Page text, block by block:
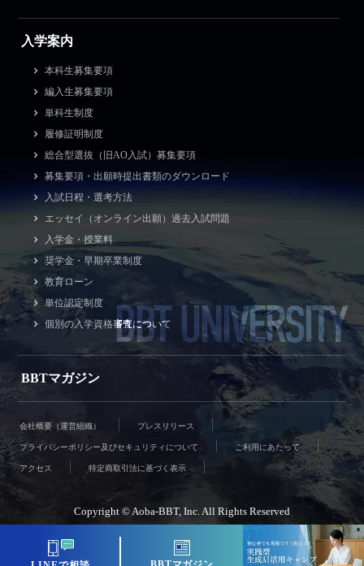
入学案内
本科生募集要項
編入生募集要項
単科生制度
履修証明制度
総合型選抜（旧AO入試）募集要項
募集要項・出願時提出書類のダウンロード
入試日程・選考方法
エッセイ（オンライン出願）過去入試問題
入学金・授業料
奨学金・早期卒業制度
教育ローン
単位認定制度
個別の入学資格審査について
BBTマガジン
BBT UNIVERSITY
会社概要（運営組織） プレスリリース
プライバシーポリシー及びセキュリティについて ご利用にあたって
アクセス 特定商取引法に基づく表示
Copyright © Aoba-BBT, Inc. All Rights Reserved